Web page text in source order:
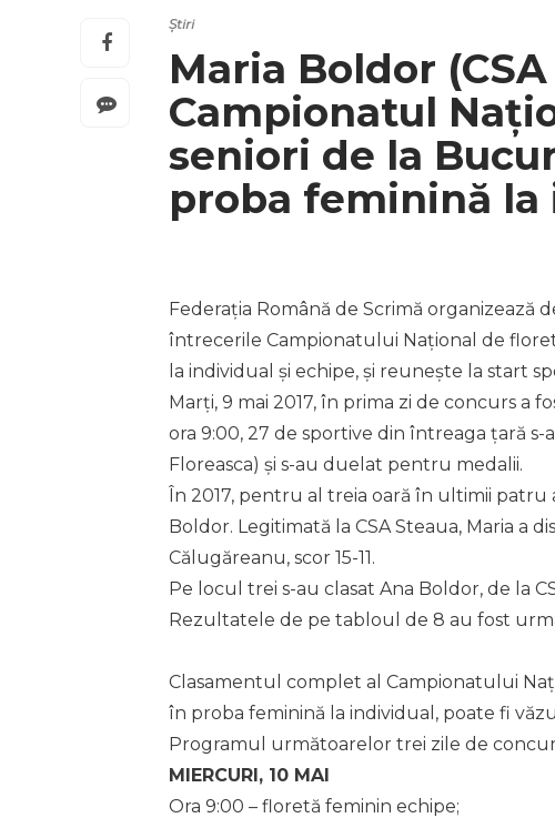
Știri
Maria Boldor
Campionatul
seniori de la
proba feminină
Federația Română de Scrimă organizează
întrecerile Campionatului Național de
la individual și echipe, și reunește la start
Marți, 9 mai 2017, în prima zi de concurs a
ora 9:00, 27 de sportive din întreaga țară s-
Floreasca) și s-au duelat pentru medalii.
În 2017, pentru al treia oară în ultimii patru
Boldor. Legitimată la CSA Steaua, Maria a
Călugăreanu, scor 15-11.
Pe locul trei s-au clasat Ana Boldor, de la
Rezultatele de pe tabloul de 8 au fost
Clasamentul complet al Campionatului
în proba feminină la individual, poate fi
Programul următoarelor trei zile de
MIERCURI, 10 MAI
Ora 9:00 – floretă feminin echipe;